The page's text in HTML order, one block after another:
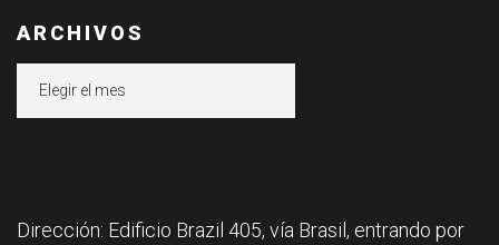
ARCHIVOS
Dirección: Edificio Brazil 405, vía Brasil, entrando por